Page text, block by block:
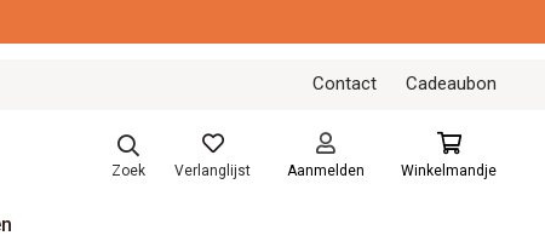
Contact Cadeaubon
Zoek Verlanglijst Aanmelden Winkelmandje